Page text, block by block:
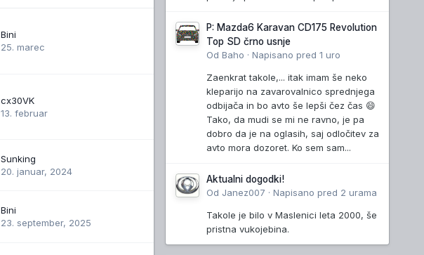
Bini
25. marec
cx30VK
13. februar
Sunking
20. januar, 2024
Bini
23. september, 2025
P: Mazda6 Karavan CD175 Revolution
Top SD črno usnje
OdBaho ·Napisanopred 1 uro
Zaenkrat takole,... itak imam še neko
kleparijo na zavarovalnico sprednjega
odbijača in bo avto še lepši čez čas 😄
Tako, da mudi se mi ne ravno, je pa
dobro da je na oglasih, saj odločitev za
avto mora dozoret. Ko sem sam...
Aktualni dogodki!
Od Janez007 ·Napisanopred 2 urama
Takole je bilo v Maslenici leta 2000, še
pristna vukojebina.